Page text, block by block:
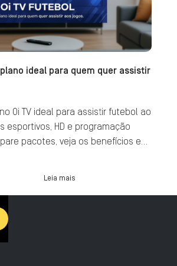
ideal para quem quer assistir
Oi TV ideal para assistir futebol ao
esportivos, HD e programação
pacotes, veja os benefícios e
Leia mais